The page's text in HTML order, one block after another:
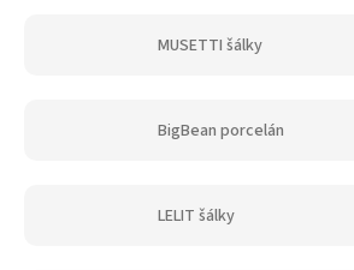
MUSETTI šálky
BigBean porcelán
LELIT šálky